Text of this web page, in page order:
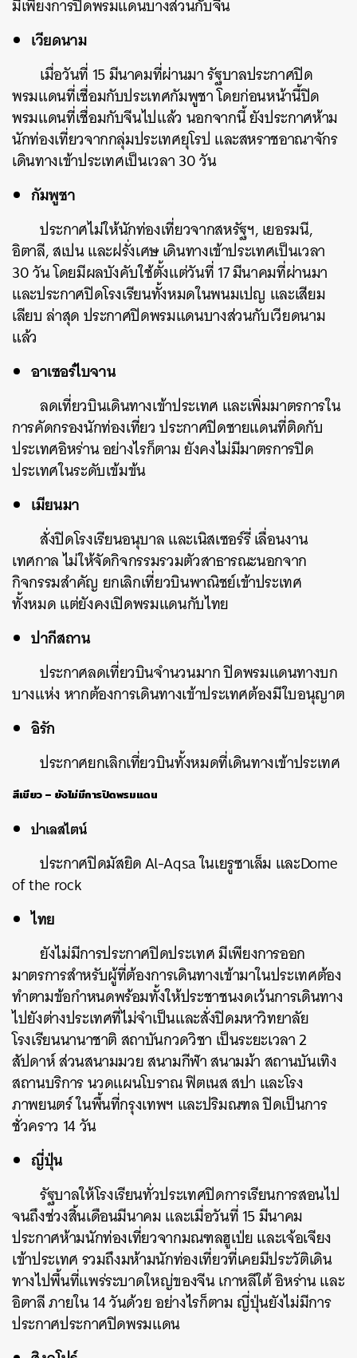
มีเพียงการปิดพรมแดนบางส่วนกับจีน
เวียดนาม
เมื่อวันที่ 15 มีนาคมที่ผ่านมา รัฐบาลประกาศปิด
พรมแดนที่เชื่อมกับประเทศกัมพูชา โดยก่อนหน้านี้ปิด
พรมแดนที่เชื่อมกับจีนไปแล้ว นอกจากนี้ ยังประกาศห้าม
นักท่องเที่ยวจากกลุ่มประเทศยุโรป และสหราชอาณาจักร
เดินทางเข้าประเทศเป็นเวลา 30 วัน
กัมพูชา
ประกาศไม่ให้นักท่องเที่ยวจากสหรัฐฯ, เยอรมนี,
อิตาลี, สเปน และฝรั่งเศษ เดินทางเข้าประเทศเป็นเวลา
30 วัน โดยมีผลบังคับใช้ตั้งแต่วันที่ 17 มีนาคมที่ผ่านมา
และประกาศปิดโรงเรียนทั้งหมดในพนมเปญ และเสียม
เลียบ ล่าสุด ประกาศปิดพรมแดนบางส่วนกับเวียดนาม
แล้ว
อาเซอร์ไบจาน
ลดเที่ยวบินเดินทางเข้าประเทศ และเพิ่มมาตรการใน
การคัดกรองนักท่องเที่ยว ประกาศปิดชายแดนที่ติดกับ
ประเทศอิหร่าน อย่างไรก็ตาม ยังคงไม่มีมาตรการปิด
ประเทศในระดับเข้มข้น
เมียนมา
สั่งปิดโรงเรียนอนุบาล และเนิสเซอร์รี่ เลื่อนงาน
เทศกาล ไม่ให้จัดกิจกรรมรวมตัวสาธารณะนอกจาก
กิจกรรมสำคัญ ยกเลิกเที่ยวบินพาณิชย์เข้าประเทศ
ทั้งหมด แต่ยังคงเปิดพรมแดนกับไทย
ปากีสถาน
ประกาศลดเที่ยวบินจำนวนมาก ปิดพรมแดนทางบก
บางแห่ง หากต้องการเดินทางเข้าประเทศต้องมีใบอนุญาต
อิรัก
ประกาศยกเลิกเที่ยวบินทั้งหมดที่เดินทางเข้าประเทศ
สีเขียว – ยังไม่มีการปิดพรมแดน
ปาเลสไตน์
ประกาศปิดมัสยิด Al-Aqsa ในเยรูซาเล็ม และDome
of the rock
ไทย
ยังไม่มีการประกาศปิดประเทศ มีเพียงการออก
มาตรการสำหรับผู้ที่ต้องการเดินทางเข้ามาในประเทศต้อง
ทำตามข้อกำหนดพร้อมทั้งให้ประชาชนงดเว้นการเดินทาง
ไปยังต่างประเทศที่ไม่จำเป็นและสั่งปิดมหาวิทยาลัย
โรงเรียนนานาชาติ สถาบันกวดวิชา เป็นระยะเวลา 2
สัปดาห์ ส่วนสนามมวย สนามกีฬา สนามม้า สถานบันเทิง
สถานบริการ นวดแผนโบราณ ฟิตเนส สปา และโรง
ภาพยนตร์ ในพื้นที่กรุงเทพฯ และปริมณฑล ปิดเป็นการ
ชั่วคราว 14 วัน
ญี่ปุ่น
รัฐบาลให้โรงเรียนทั่วประเทศปิดการเรียนการสอนไป
จนถึงช่วงสิ้นเดือนมีนาคม และเมื่อวันที่ 15 มีนาคม
ประกาศห้ามนักท่องเที่ยวจากมณฑลฮูเป่ย และเจ้อเจียง
เข้าประเทศ รวมถึงมห้ามนักท่องเที่ยวที่เคยมีประวัติเดิน
ทางไปพื้นที่แพร่ระบาดใหญ่ของจีน เกาหลีใต้ อิหร่าน และ
อิตาลี ภายใน 14 วันด้วย อย่างไรก็ตาม ญี่ปุ่นยังไม่มีการ
ประกาศประกาศปิดพรมแดน